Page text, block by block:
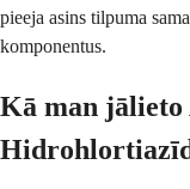
pieeja asins tilpuma
komponentus.
Kā man